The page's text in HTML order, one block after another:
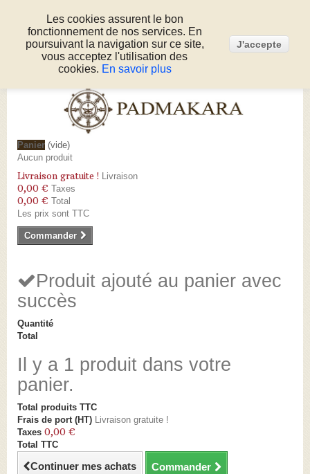
Connexion
Appelez-nous au :05 53 50 80 51
Panier (vide)
Aucun produit
Livraison gratuite ! Livraison
0,00 € Taxes
0,00 € Total
Les prix sont TTC
Commander
Produit ajouté au panier avec
succès
Quantité
Total
Il y a 1 produit dans votre
panier.
Total produits TTC
Frais de port (HT) Livraison gratuite !
Taxes 0,00 €
Total TTC
Continuer mes achats Commander
Les cookies assurent le bon
fonctionnement de nos services. En
poursuivant la navigation sur ce site,
vous acceptez l'utilisation des
cookies. En savoir plus
J'accepte